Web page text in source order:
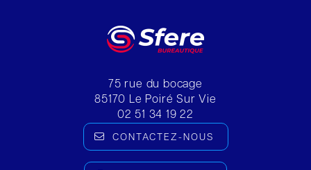
75 rue du bocage
85170 Le Poiré Sur Vie
02 51 34 19 22
CONTACTEZ-NOUS